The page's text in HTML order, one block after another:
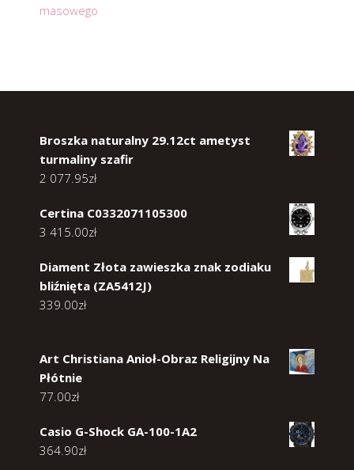
masowego
Broszka naturalny 29.12ct ametyst
turmaliny szafir
2 077.95zł
Certina C0332071105300
3 415.00zł
Diament Złota zawieszka znak zodiaku
bliźnięta (ZA5412J)
339.00zł
Art Christiana Anioł-Obraz Religijny Na
Płótnie
77.00zł
Casio G-Shock GA-100-1A2
364.90zł